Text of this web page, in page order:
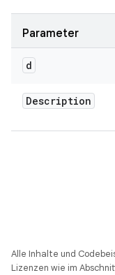
Parameter
d
Description
Alle Inhalte und
Lizenzen wie im